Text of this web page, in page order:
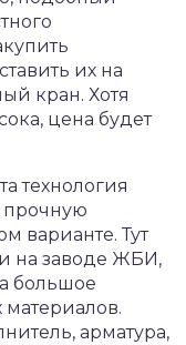
их на
кран. Хотя
цена будет
технология
прочную
варианте. Тут
на заводе ЖБИ,
большое
материалов.
арматура,